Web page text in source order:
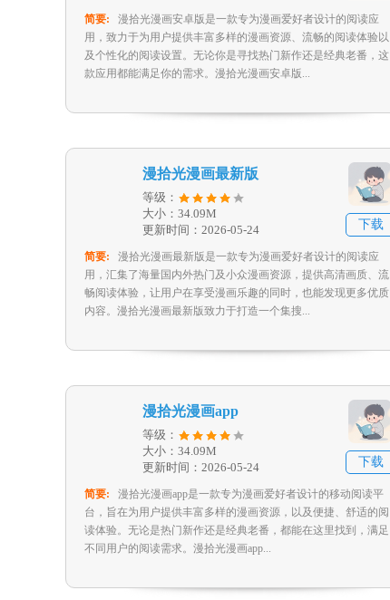
简要:
漫拾光漫画安卓版是一款专为漫画爱好者设计的阅读应
用，致力于为用户提供丰富多样的漫画资源、流畅的阅读体验以
及个性化的阅读设置。无论你是寻找热门新作还是经典老番，这
款应用都能满足你的需求。漫拾光漫画安卓版...
漫拾光漫画最新版
等级：
大小：34.09M
更新时间：2026-05-24
下载
简要:
漫拾光漫画最新版是一款专为漫画爱好者设计的阅读应
用，汇集了海量国内外热门及小众漫画资源，提供高清画质、流
畅阅读体验，让用户在享受漫画乐趣的同时，也能发现更多优质
内容。漫拾光漫画最新版致力于打造一个集搜...
漫拾光漫画app
等级：
大小：34.09M
更新时间：2026-05-24
下载
简要:
漫拾光漫画app是一款专为漫画爱好者设计的移动阅读平
台，旨在为用户提供丰富多样的漫画资源，以及便捷、舒适的阅
读体验。无论是热门新作还是经典老番，都能在这里找到，满足
不同用户的阅读需求。漫拾光漫画app...